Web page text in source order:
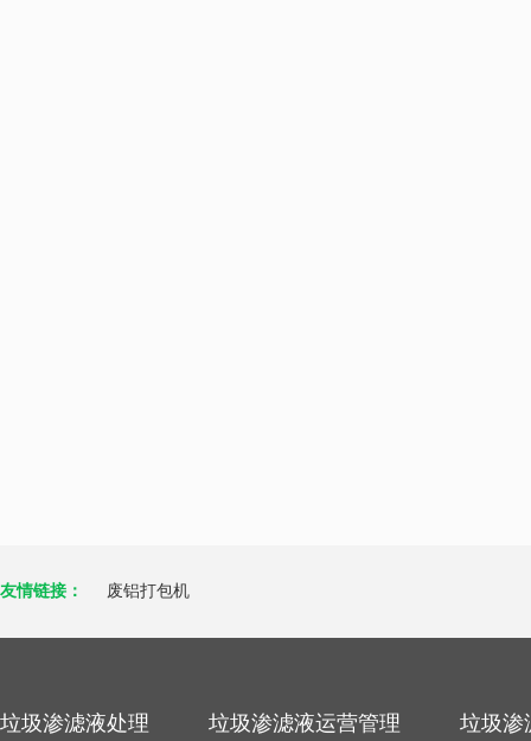
友情链接： 废铝打包机
垃圾渗滤液处理 垃圾渗滤液运营管理 垃圾渗